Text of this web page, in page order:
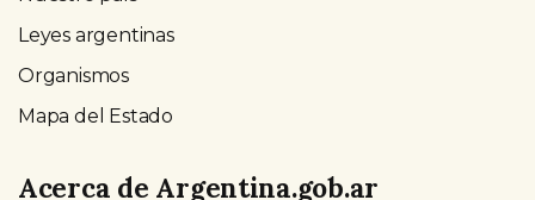
Leyes argentinas
Organismos
Mapa del Estado
Acerca de Argentina.gob.ar